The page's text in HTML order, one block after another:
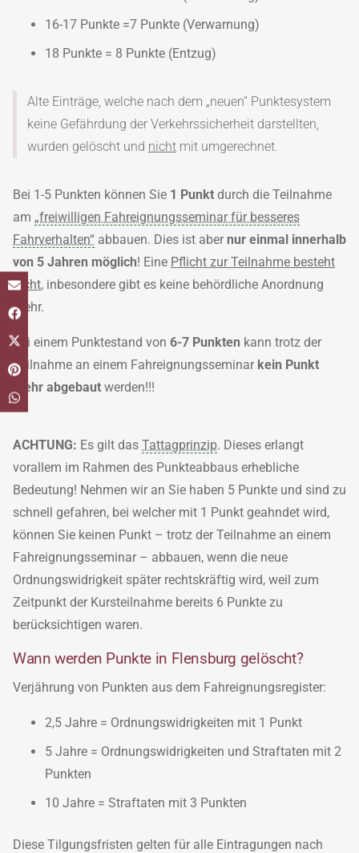
16-17 Punkte =7 Punkte (Verwarnung)
18 Punkte = 8 Punkte (Entzug)
Alte Einträge, welche nach dem „neuen“ Punktesystem
keine Gefährdung der Verkehrssicherheit darstellten,
wurden gelöscht und nichtmit umgerechnet.
Bei 1-5 Punkten können Sie 1 Punkt durch die Teilnahme
am „freiwilligen Fahreignungsseminar für besseres
Fahrverhalten“ abbauen. Dies ist abernur einmal innerhalb
von 5 Jahren möglich! Eine Pflicht zur Teilnahme besteht
nicht, inbesondere gibt es keine behördliche Anordnung
mehr.
Bei einem Punktestand von 6-7 Punkten kann trotz der
Teilnahme an einem Fahreignungsseminar kein Punkt
mehr abgebaut werden!!!
ACHTUNG: Es gilt das Tattagprinzip. Dieses erlangt
vorallem im Rahmen des Punkteabbaus erhebliche
Bedeutung! Nehmen wir an Sie haben 5 Punkte und sind zu
schnell gefahren, bei welcher mit 1 Punkt geahndet wird,
können Sie keinen Punkt – trotz der Teilnahme an einem
Fahreignungsseminar – abbauen, wenn die neue
Ordnungswidrigkeit später rechtskräftig wird, weil zum
Zeitpunkt der Kursteilnahme bereits 6 Punkte zu
berücksichtigen waren.
Wann werden Punkte in Flensburg gelöscht?
Verjährung von Punkten aus dem Fahreignungsregister:
2,5 Jahre = Ordnungswidrigkeiten mit 1 Punkt
5 Jahre = Ordnungswidrigkeiten und Straftaten mit 2
Punkten
10 Jahre = Straftaten mit 3 Punkten
Diese Tilgungsfristen gelten für alle Eintragungen nach